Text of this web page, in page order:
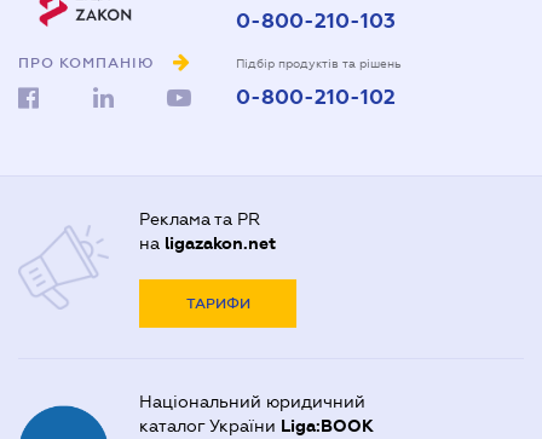
ПРО КОМПАНІЮ
0-800-210-103
Підбір продуктів та рішень
0-800-210-102
Реклама та PR
на ligazakon.net
ТАРИФИ
Національний юридичний
каталог України Liga:BOOK